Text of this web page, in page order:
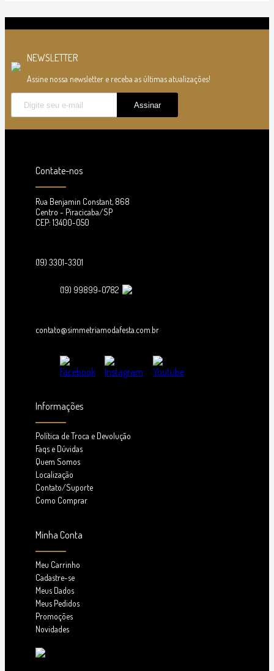
NEWSLETTER
Assine nossa newsletter e receba as últimas atualizações!
Contate-nos
Rua Benjamin Constant, 868
Centro - Piracicaba/SP
CEP: 13400-050
(19) 3301-3301
(19) 99899-0782
contato@simmetriamodafesta.com.br
Informações
Política de Troca e Devolução
Faqs e Dúvidas
Quem Somos
Localização
Contato/Suporte
Como Comprar
Minha Conta
Meu Carrinho
Cadastre-se
Meus Dados
Meus Pedidos
Promoções
Novidades